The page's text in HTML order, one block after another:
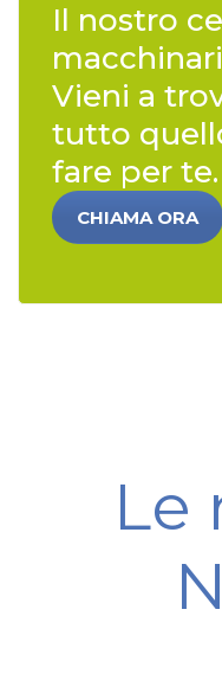
Il nostro
Vieni a
tutto
fare per te.
CHIAMA ORA
Le